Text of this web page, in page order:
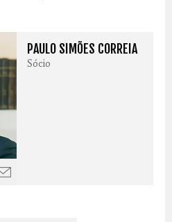
PAULO SIMÕES CORREIA
Sócio